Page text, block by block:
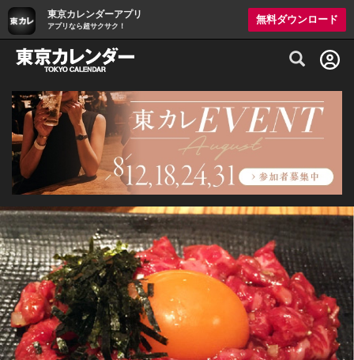
東京カレンダーアプリ
アプリなら超サクサク！
無料ダウンロード
グルメ情報・プレミアムレストラン予約